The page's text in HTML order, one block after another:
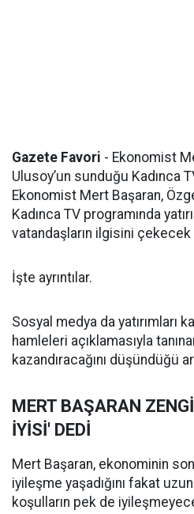
Gazete Favori - Ekonomist
Ulusoy’un sunduğu Kadınca
Ekonomist Mert Başaran,
Kadınca TV programında
vatandaşların ilgisini
İşte ayrıntılar.
Sosyal medya da yatırımları
hamleleri açıklamasıyla
kazandıracağını düşündüğü
MERT BAŞARAN
İYİSİ' DEDİ
Mert Başaran, ekonominin
iyileşme yaşadığını fakat
koşulların pek de